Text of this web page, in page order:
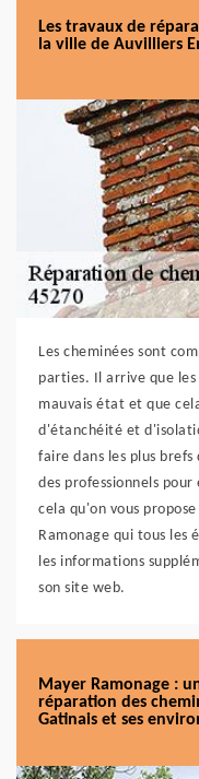
Les travaux de
la ville de Auvilliers
Les cheminées sont
parties. Il arrive que
mauvais état et que
d'étanchéité et
faire dans les plus
des professionnels
cela qu'on vous
Ramonage qui tous les
les informations
son site web.
Mayer Ramonage :
réparation des
Gatinais et ses